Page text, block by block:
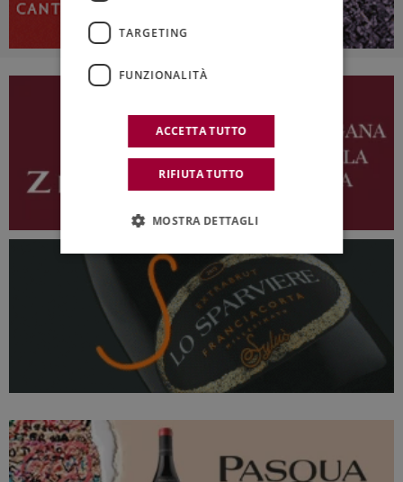
TARGETING
FUNZIONALITÀ
ACCETTA TUTTO
RIFIUTA TUTTO
MOSTRA DETTAGLI